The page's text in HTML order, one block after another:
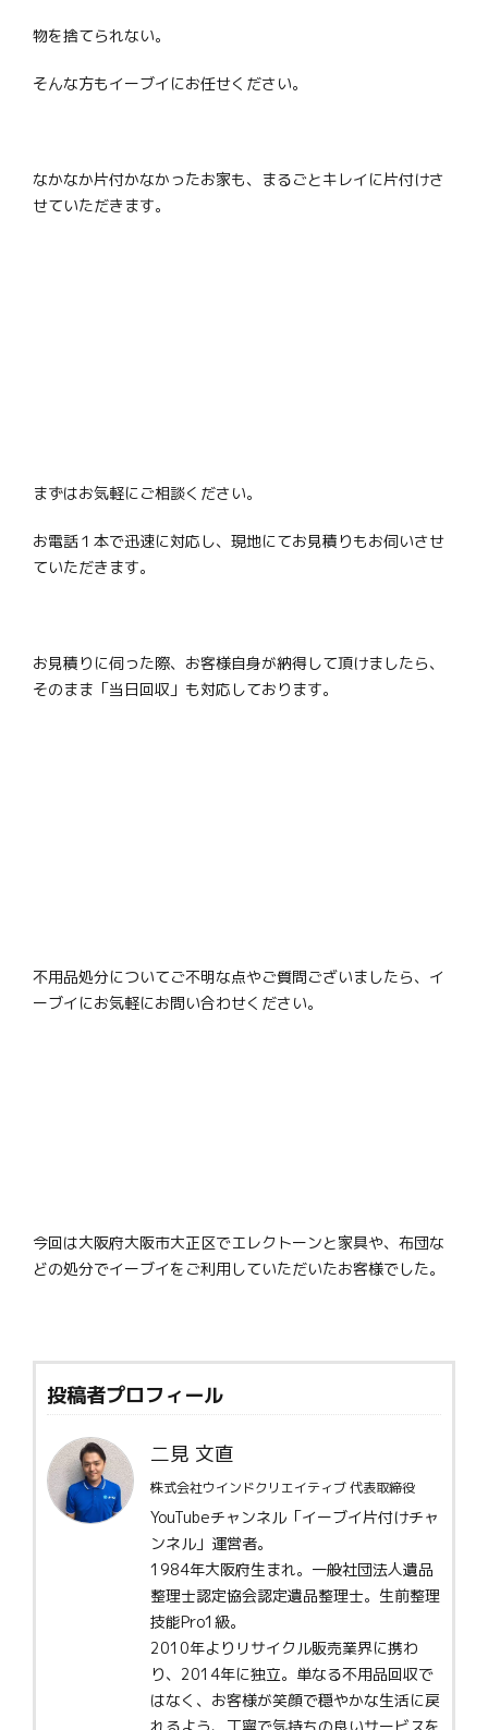
物を捨てられない。
そんな方もイーブイにお任せください。
なかなか片付かなかったお家も、まるごとキレイに片付けさ
せていただきます。
まずはお気軽にご相談ください。
お電話１本で迅速に対応し、現地にてお見積りもお伺いさせ
ていただきます。
お見積りに伺った際、お客様自身が納得して頂けましたら、
そのまま「当日回収」も対応しております。
不用品処分についてご不明な点やご質問ございましたら、イ
ーブイにお気軽にお問い合わせください。
今回は大阪府大阪市大正区でエレクトーンと家具や、布団な
どの処分でイーブイをご利用していただいたお客様でした。
投稿者プロフィール
二見 文直
株式会社ウインドクリエイティブ 代表取締役
YouTubeチャンネル「イーブイ片付けチャ
ンネル」運営者。
1984年大阪府生まれ。一般社団法人遺品
整理士認定協会認定遺品整理士。生前整理
技能Pro1級。
2010年よりリサイクル販売業界に携わ
り、2014年に独立。単なる不用品回収で
はなく、お客様が笑顔で穏やかな生活に戻